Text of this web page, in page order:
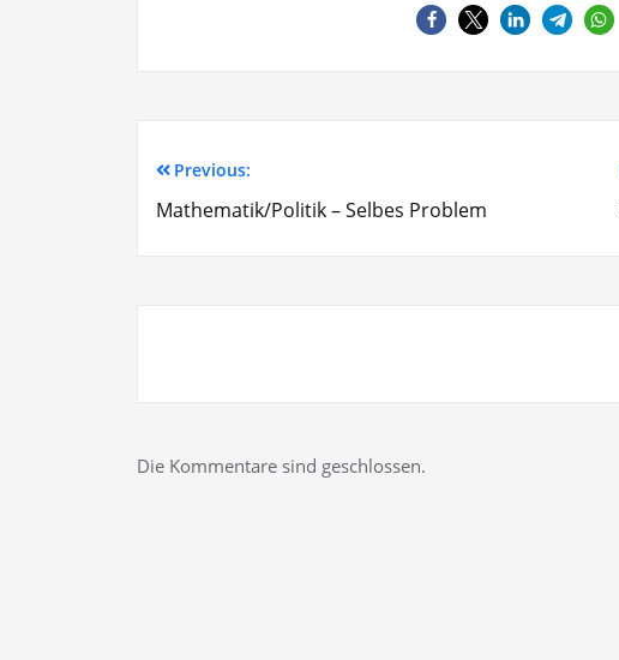
Previous:
Mathematik/Politik – Selbes Problem
Die Kommentare sind geschlossen.